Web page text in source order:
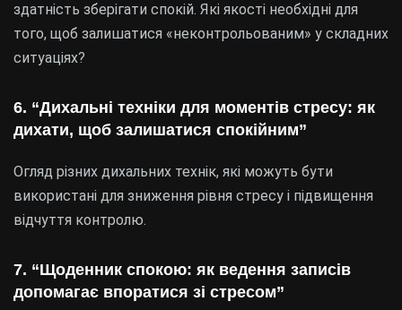
здатність зберігати спокій. Які якості необхідні для
того, щоб залишатися «неконтрольованим» у складних
ситуаціях?
6. “Дихальні техніки для моментів стресу: як
дихати, щоб залишатися спокійним”
Огляд різних дихальних технік, які можуть бути
використані для зниження рівня стресу і підвищення
відчуття контролю.
7. “Щоденник спокою: як ведення записів
допомагає впоратися зі стресом”